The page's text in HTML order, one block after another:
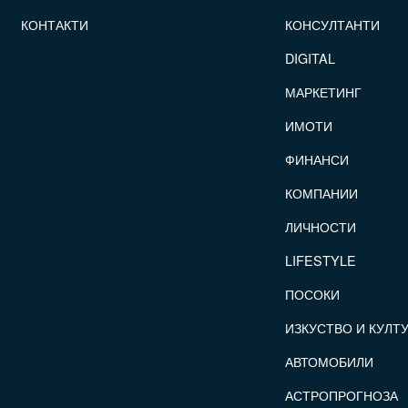
КОНТАКТИ
КОНСУЛТАНТИ
DIGITAL
МАРКЕТИНГ
ИМОТИ
ФИНАНСИ
КОМПАНИИ
ЛИЧНОСТИ
LIFESTYLE
ПОСОКИ
ИЗКУСТВО И
АВТОМОБИЛИ
АСТРОПРОГНОЗА